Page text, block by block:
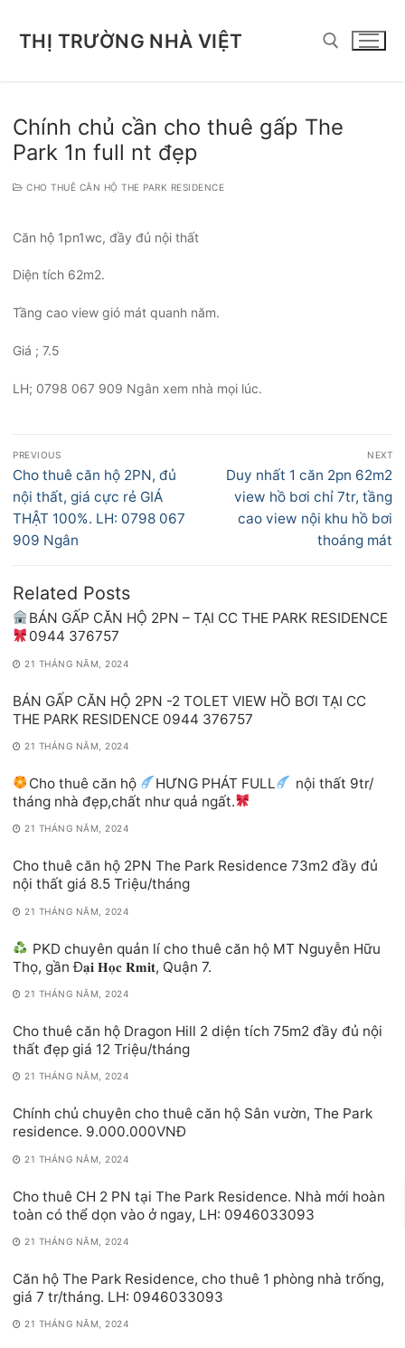
THỊ TRƯỜNG NHÀ VIỆT
Chính chủ cần cho thuê gấp The
Park 1n full nt đẹp
CHO THUÊ CĂN HỘ THE PARK RESIDENCE
Căn hộ 1pn1wc, đầy đủ nội thất
Diện tích 62m2.
Tầng cao view gió mát quanh năm.
Giá ; 7.5
LH; 0798 067 909 Ngân xem nhà mọi lúc.
Điều
hướng
bài
viết
PREVIOUS
Previous
post:
Cho thuê căn hộ 2PN, đủ
nội thất, giá cực rẻ GIÁ
THẬT 100%. LH: 0798 067
909 Ngân
NEXT
Next
post:
Duy nhất 1 căn 2pn 62m2
view hồ bơi chỉ 7tr, tầng
cao view nội khu hồ bơi
thoáng mát
Related Posts
BÁN GẤP CĂN HỘ 2PN – TẠI CC THE PARK RESIDENCE
0944 376757
21 THÁNG NĂM, 2024
BÁN GẤP CĂN HỘ 2PN -2 TOLET VIEW HỒ BƠI TẠI CC
THE PARK RESIDENCE 0944 376757
21 THÁNG NĂM, 2024
Cho thuê căn hộ HƯNG PHÁT FULL
nội thất 9tr/
tháng nhà đẹp,chất như quả ngất.
21 THÁNG NĂM, 2024
Cho thuê căn hộ 2PN The Park Residence 73m2 đầy đủ
nội thất giá 8.5 Triệu/tháng
21 THÁNG NĂM, 2024
PKD chuyên quản lí cho thuê căn hộ MT Nguyễn Hữu
Thọ, gần Đ𝐚̣𝐢 𝐇𝐨̣𝐜 𝐑𝐦𝐢𝐭, Quận 7.
21 THÁNG NĂM, 2024
Cho thuê căn hộ Dragon Hill 2 diện tích 75m2 đầy đủ nội
thất đẹp giá 12 Triệu/tháng
21 THÁNG NĂM, 2024
Chính chủ chuyên cho thuê căn hộ Sân vườn, The Park
residence. 9.000.000VNĐ
21 THÁNG NĂM, 2024
Cho thuê CH 2 PN tại The Park Residence. Nhà mới hoàn
toàn có thể dọn vào ở ngay, LH: 0946033093
21 THÁNG NĂM, 2024
Căn hộ The Park Residence, cho thuê 1 phòng nhà trống,
giá 7 tr/tháng. LH: 0946033093
21 THÁNG NĂM, 2024